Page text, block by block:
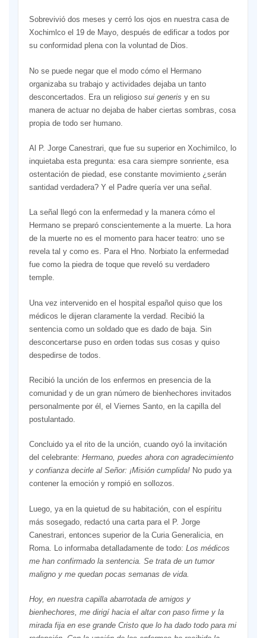
Sobrevivió dos meses y cerró los ojos en nuestra casa de
Xochimlco el 19 de Mayo, después de edificar a todos por
su conformidad plena con la voluntad de Dios.
No se puede negar que el modo cómo el Hermano
organizaba su trabajo y actividades dejaba un tanto
desconcertados. Era un religioso sui generis y en su
manera de actuar no dejaba de haber ciertas sombras, cosa
propia de todo ser humano.
Al P. Jorge Canestrari, que fue su superior en Xochimilco, lo
inquietaba esta pregunta: esa cara siempre sonriente, esa
ostentación de piedad, ese constante movimiento ¿serán
santidad verdadera? Y el Padre quería ver una señal.
La señal llegó con la enfermedad y la manera cómo el
Hermano se preparó conscientemente a la muerte. La hora
de la muerte no es el momento para hacer teatro: uno se
revela tal y como es. Para el Hno. Norbiato la enfermedad
fue como la piedra de toque que reveló su verdadero
temple.
Una vez intervenido en el hospital español quiso que los
médicos le dijeran claramente la verdad. Recibió la
sentencia como un soldado que es dado de baja. Sin
desconcertarse puso en orden todas sus cosas y quiso
despedirse de todos.
Recibió la unción de los enfermos en presencia de la
comunidad y de un gran número de bienhechores invitados
personalmente por él, el Viernes Santo, en la capilla del
postulantado.
Concluido ya el rito de la unción, cuando oyó la invitación
del celebrante: Hermano, puedes ahora con agradecimiento
y confianza decirle al Señor: ¡Misión cumplida!No pudo ya
contener la emoción y rompió en sollozos.
Luego, ya en la quietud de su habitación, con el espíritu
más sosegado, redactó una carta para el P. Jorge
Canestrari, entonces superior de la Curia Generalicia, en
Roma. Lo informaba detalladamente de todo: Los médicos
me han confirmado la sentencia. Se trata de un tumor
maligno y me quedan pocas semanas de vida.
Hoy, en nuestra capilla abarrotada de amigos y
bienhechores, me dirigí hacia el altar con paso firme y la
mirada fija en ese grande Cristo que lo ha dado todo para mi